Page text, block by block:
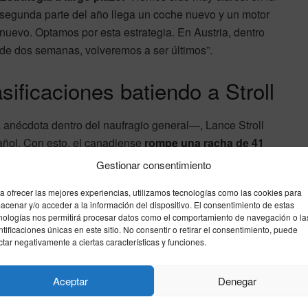
Gestionar consentimiento
ofrecer las mejores experiencias, utilizamos tecnologías como las cookies para
y/o acceder a la información del dispositivo. El consentimiento de estas
nos permitirá procesar datos como el comportamiento de navegación o
únicas en este sitio. No consentir o retirar el consentimiento, puede
negativamente a ciertas características y funciones.
Aceptar Denegar
segunda parte del año llega un coche nuevo y un motor
nuevo. Optamos por esta estrategia. En Austria, dentro
de dos semanas, volveremos a ser últimos”.
batiendo a Stroll
dentro del naufragio general—, Lance Stroll
Con esto, el canadiense rompe una racha de 41
le había batido el sábadoen carrera de domingo
de filas: “Lance es un piloto muy rápido. Está más
más de lo que la gente recuerda”.